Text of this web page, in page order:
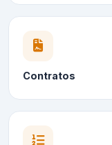
Contratos